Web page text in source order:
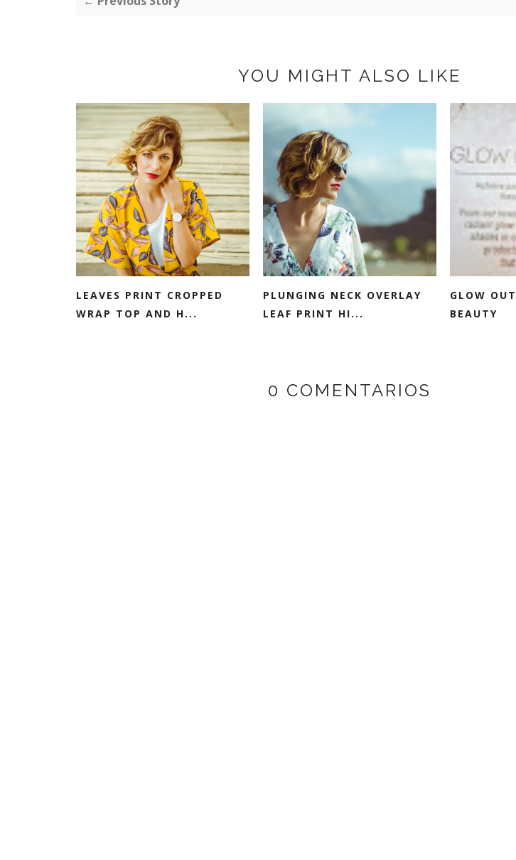
YOU MIGHT ALSO LIKE
LEAVES PRINT CROPPED
WRAP TOP AND H...
PLUNGING NECK OVERLAY
LEAF PRINT HI...
GLOW
BEAUTY
0 COMENTARIOS